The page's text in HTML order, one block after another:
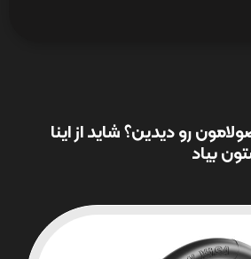
رو دیدین؟ شاید از اینا
بیاد